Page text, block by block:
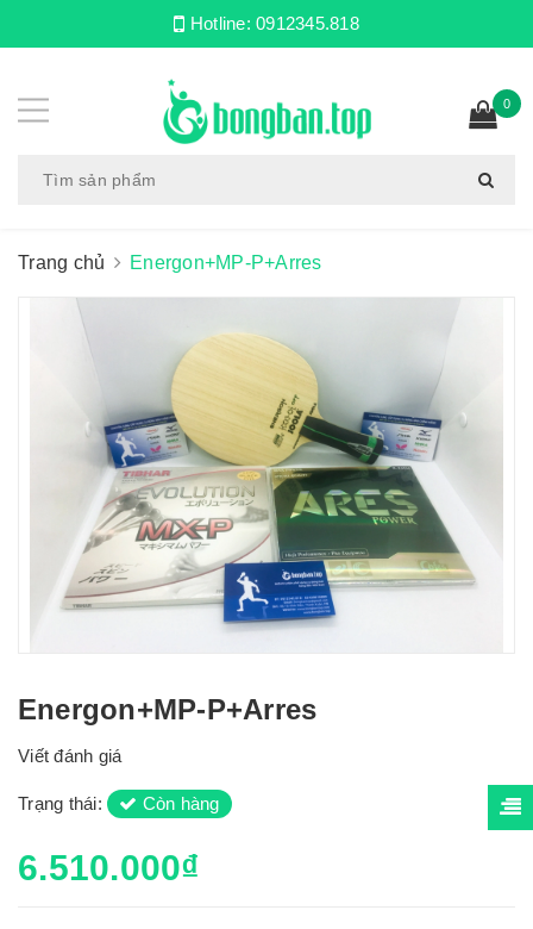
Hotline: 0912345.818
0
Trang chủ Energon+MP-P+Arres
Energon+MP-P+Arres
Viết đánh giá
Trạng thái: Còn hàng
6.510.000₫